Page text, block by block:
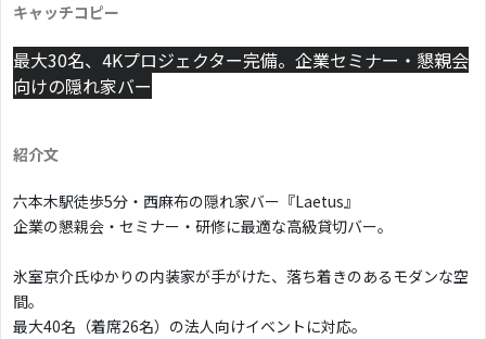
キャッチコピー
最大30名、4Kプロジェクター完備。企業セミナー・懇親会
向けの隠れ家バー
紹介文
六本木駅徒歩5分・西麻布の隠れ家バー『Laetus』
企業の懇親会・セミナー・研修に最適な高級貸切バー。
氷室京介氏ゆかりの内装家が手がけた、落ち着きのあるモダンな空
間。
最大40名（着席26名）の法人向けイベントに対応。